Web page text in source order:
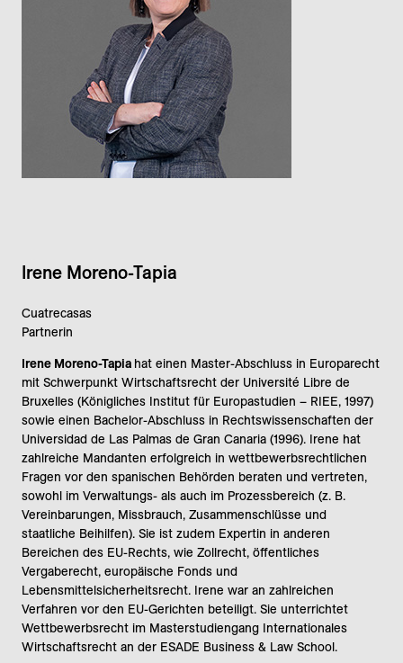
Irene Moreno-Tapia
Cuatrecasas
Partnerin
Irene Moreno-Tapia hat einen Master-Abschluss in Europarecht
mit Schwerpunkt Wirtschaftsrecht der Université Libre de
Bruxelles (Königliches Institut für Europastudien – RIEE, 1997)
sowie einen Bachelor-Abschluss in Rechtswissenschaften der
Universidad de Las Palmas de Gran Canaria (1996). Irene hat
zahlreiche Mandanten erfolgreich in wettbewerbsrechtlichen
Fragen vor den spanischen Behörden beraten und vertreten,
sowohl im Verwaltungs- als auch im Prozessbereich (z. B.
Vereinbarungen, Missbrauch, Zusammenschlüsse und
staatliche Beihilfen). Sie ist zudem Expertin in anderen
Bereichen des EU-Rechts, wie Zollrecht, öffentliches
Vergaberecht, europäische Fonds und
Lebensmittelsicherheitsrecht. Irene war an zahlreichen
Verfahren vor den EU-Gerichten beteiligt. Sie unterrichtet
Wettbewerbsrecht im Masterstudiengang Internationales
Wirtschaftsrecht an der ESADE Business & Law School.